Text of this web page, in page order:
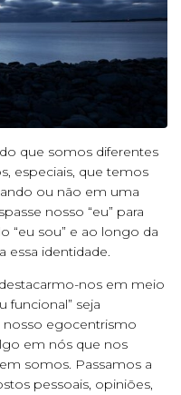
que somos diferentes
especiais, que temos
ou não em uma
nosso “eu” para
“eu sou” e ao longo da
essa identidade.
nos em meio
funcional” seja
nosso egocentrismo
em nós que nos
somos. Passamos a
pessoais, opiniões,